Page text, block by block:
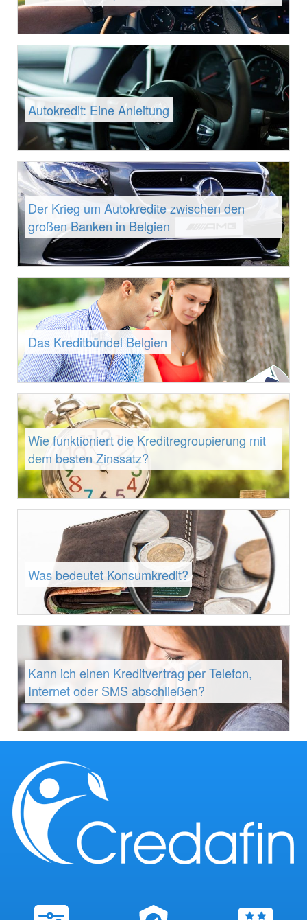
Autokredit: Eine Anleitung
Der Krieg um Autokredite zwischen den
großen Banken in Belgien
Das Kreditbündel Belgien
Wie funktioniert die Kreditregroupierung mit
dem besten Zinssatz?
Was bedeutet Konsumkredit?
Kann ich einen Kreditvertrag per Telefon,
Internet oder SMS abschließen?